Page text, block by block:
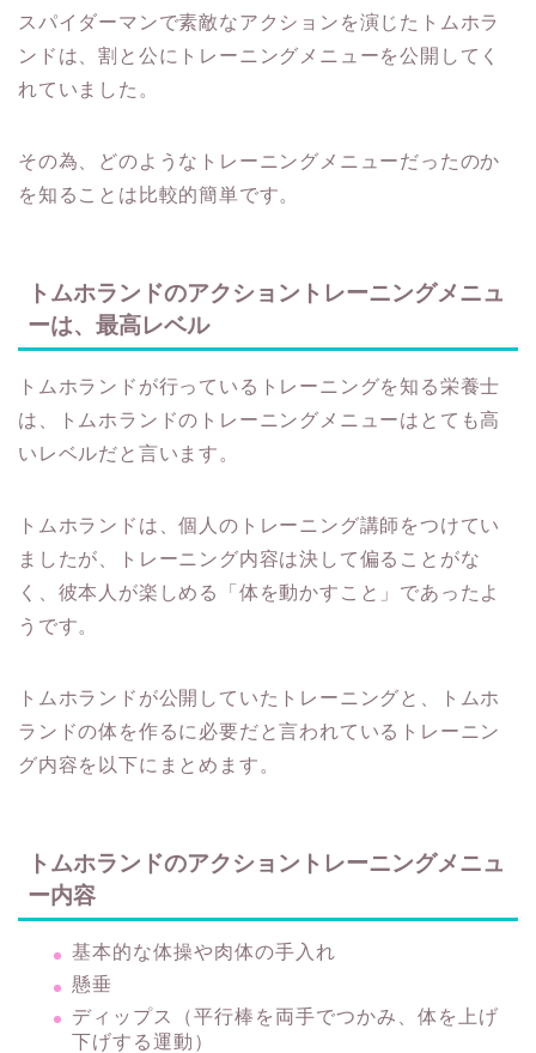
スパイダーマンで素敵なアクションを演じたトムホラ
ンドは、割と公にトレーニングメニューを公開してく
れていました。
その為、どのようなトレーニングメニューだったのか
を知ることは比較的簡単です。
トムホランドのアクショントレーニングメニュ
ーは、最高レベル
トムホランドが行っているトレーニングを知る栄養士
は、トムホランドのトレーニングメニューはとても高
いレベルだと言います。
トムホランドは、個人のトレーニング講師をつけてい
ましたが、トレーニング内容は決して偏ることがな
く、彼本人が楽しめる「体を動かすこと」であったよ
うです。
トムホランドが公開していたトレーニングと、トムホ
ランドの体を作るに必要だと言われているトレーニン
グ内容を以下にまとめます。
トムホランドのアクショントレーニングメニュ
ー内容
基本的な体操や肉体の手入れ
懸垂
ディップス（平行棒を両手でつかみ、体を上げ
下げする運動）